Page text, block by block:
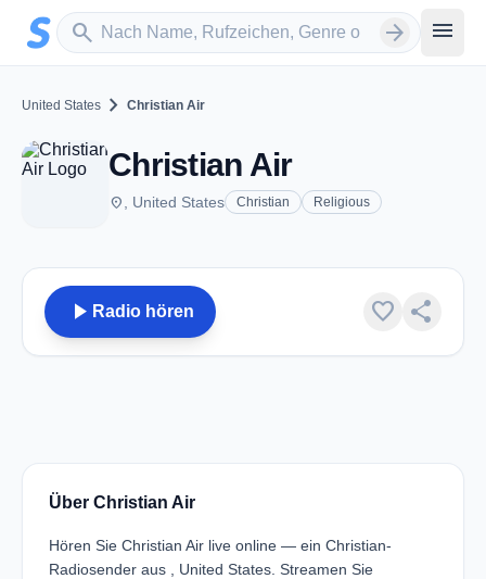
Zum Hauptinhalt springen
search
Sender suchen arrow_forward menu
United States chevron_right Christian Air
Christian Air
place , United States Christian Religious
play_arrow Radio hören favorite share
Über Christian Air
Hören Sie Christian Air live online — ein Christian-
Radiosender aus , United States. Streamen Sie